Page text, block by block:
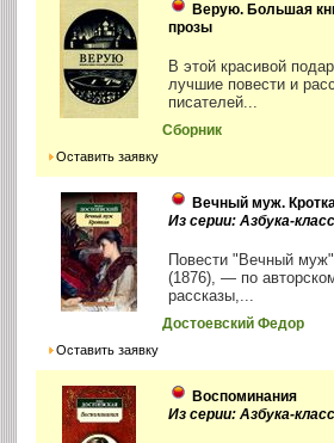
Верую. Большая
прозы
В этой красивой
лучшие повести и
писателей...
Сборник
Оставить заявку
Вечный муж.
Из серии: Азбука-
Повести "Вечный
(1876), — по
рассказы,...
Достоевский Федор
Оставить заявку
Воспоминания
Из серии: Азбука-